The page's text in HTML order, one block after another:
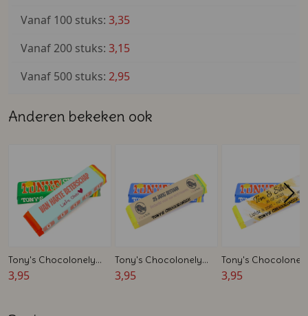
Vanaf 100 stuks: 3,35
Vanaf 200 stuks: 3,15
Vanaf 500 stuks: 2,95
Anderen bekeken ook
Tony's Chocolonely
reep - Bedankje voor
3,95
Tony's Chocolonely
reep - Bedankje voor
3,95
Tony's Chocolonely
reep - Bedankje
3,95